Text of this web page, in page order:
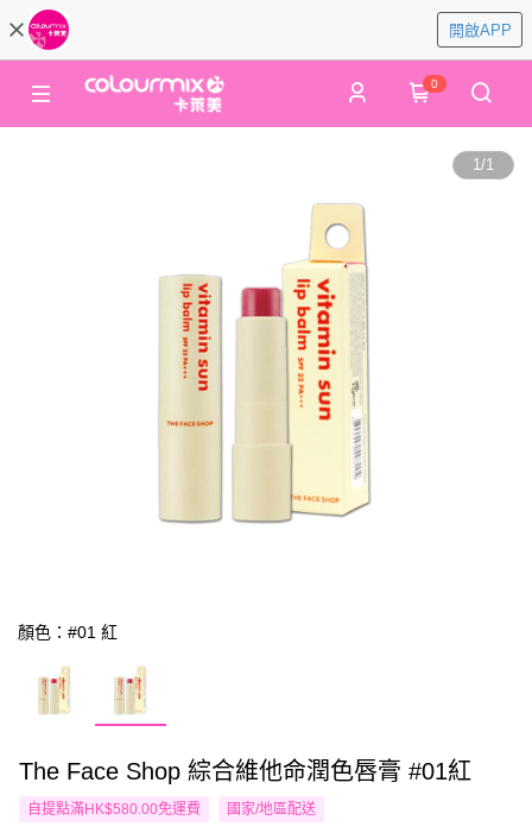
開啟APP
0
1/1
顏色：#01 紅
The Face Shop 綜合維他命潤色唇膏 #01紅
自提點滿HK$580.00免運費 國家/地區配送